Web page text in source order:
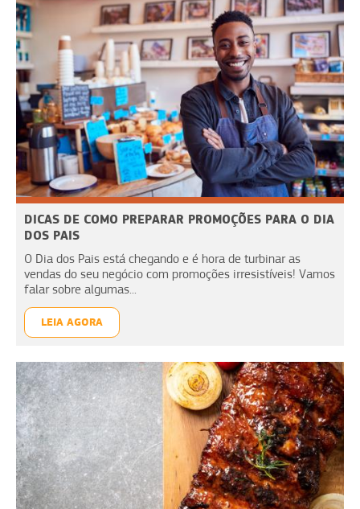
DICAS DE COMO PREPARAR PROMOÇÕES PARA O DIA
DOS PAIS
O Dia dos Pais está chegando e é hora de turbinar as
vendas do seu negócio com promoções irresistíveis! Vamos
falar sobre algumas...
LEIA AGORA